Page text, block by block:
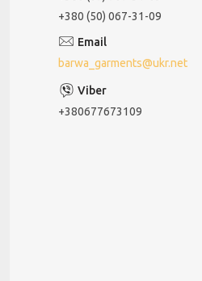
+380 (50) 067-31-09
barwa_garments@ukr.net
+380677673109